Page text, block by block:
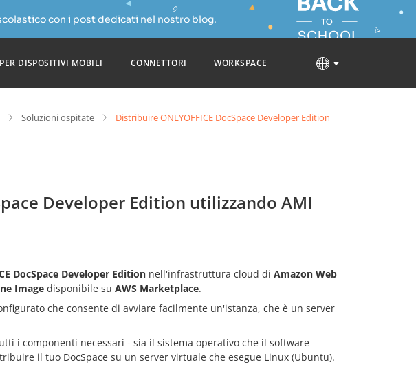
con i post dedicati nel nostro blog.
DISPOSITIVI MOBILI CONNETTORI WORKSPACE
Soluzioni ospitate
Distribuire ONLYOFFICE DocSpace Developer Edition
Developer Edition utilizzando AMI
DocSpace Developer Edition nell'infrastruttura cloud di Amazon Web
Image disponibile su AWS Marketplace.
che consente di avviare facilmente un'istanza, che è un server
i componenti necessari - sia il sistema operativo che il software
il tuo DocSpace su un server virtuale che esegue Linux (Ubuntu).